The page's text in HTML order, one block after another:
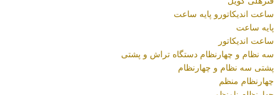
ساعت اندیکاتورو پایه ساعت
پایه ساعت
ساعت اندیکاتور
سه نظام و چهارنظام دستگاه تراش و پشتی
پشتی سه نظام و چهارنظام
چهارنظام منظم